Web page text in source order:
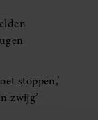
stoppen,’
zwijg’